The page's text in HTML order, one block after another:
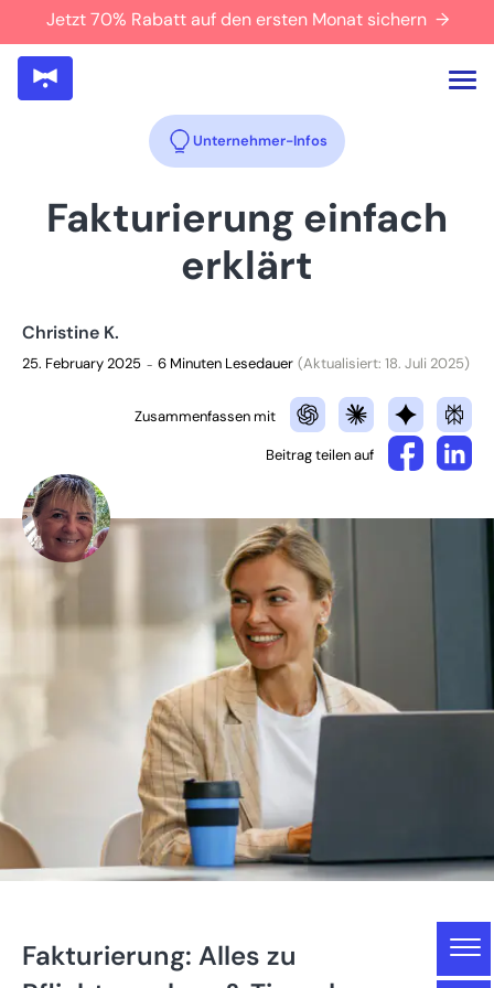
Jetzt 70% Rabatt auf den ersten Monat sichern →
Unternehmer-Infos
Fakturierung einfach
erklärt
Christine K.
25. February 2025 – 6 Minuten Lesedauer (Aktualisiert: 18. Juli 2025)
Zusammenfassen mit
Beitrag teilen auf
Gliederung
Fakturierung: Alles zu Pflichtangaben & Tipps |
Fakturierung: Alles zu